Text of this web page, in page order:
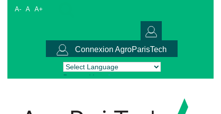
A- A A+
Connexion AgroParisTech
Powered by Translate